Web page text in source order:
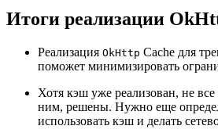
Итоги реализации
Реализация OkHttp Cache для
поможет минимизировать
Хотя кэш уже реализован, не
ним, решены. Нужно еще
использовать кэш и делать